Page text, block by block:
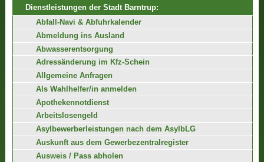
Dienstleistungen der Stadt Barntrup:
Abfall-Navi & Abfuhrkalender
Abmeldung ins Ausland
Abwasserentsorgung
Adressänderung im Kfz-Schein
Allgemeine Anfragen
Als Wahlhelfer/in anmelden
Apothekennotdienst
Arbeitslosengeld
Asylbewerberleistungen nach dem AsylbLG
Auskunft aus dem Gewerbezentralregister
Ausweis / Pass abholen